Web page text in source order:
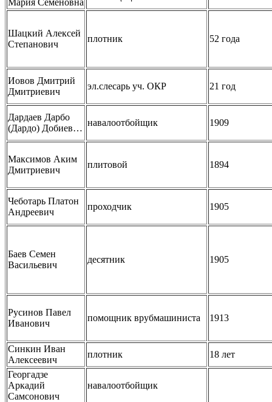
Шацкий Алексей
Степанович
плотник 52 года
Иовов Дмитрий
Дмитриевич
эл.слесарь уч. ОКР 21 год
Дардаев Дарбо
(Дардо) Добиев…
навалоотбойщик 1909
Максимов Аким
Дмитриевич
плитовой 1894
Чеботарь Платон
Андреевич
проходчик 1905
Баев Семен
Васильевич
десятник 1905
Русинов Павел
Иванович
помощник врубмашиниста 1913
Синкин Иван
Алексеевич
плотник
18 лет
Георгадзе
Аркадий
Самсонович
навалоотбойщик